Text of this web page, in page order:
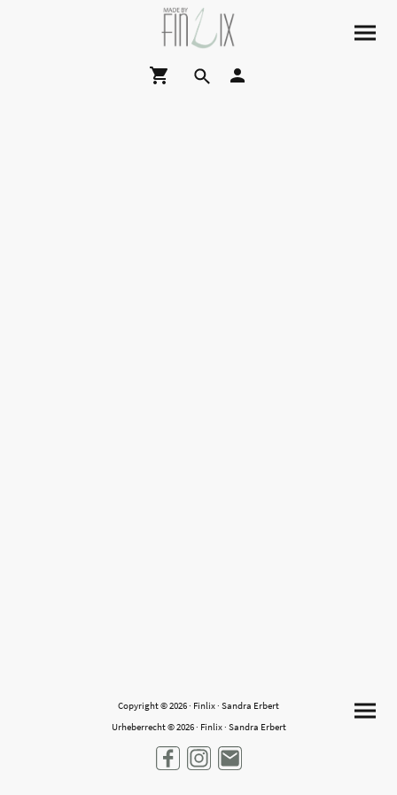
Copyright © 2026 · Finlix · Sandra Erbert
Urheberrecht © 2026 · Finlix · Sandra Erbert